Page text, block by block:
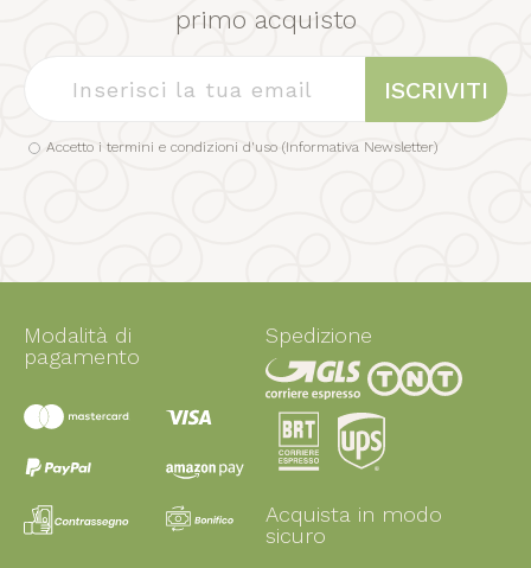
primo acquisto
ISCRIVITI
Accetto i termini e condizioni d'uso (Informativa Newsletter)
Modalità di
pagamento
Spedizione
Acquista in modo
sicuro